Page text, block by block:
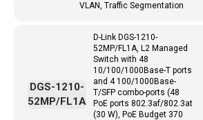
VLAN, Traffic Segmentation
D-Link DGS-1210-
52MP/FL1A, L2 Managed
Switch with 48
10/100/1000Base-T ports
and 4 100/1000Base-
T/SFP combo-ports (48
PoE ports 802.3af/802.3at
(30 W), PoE Budget 370
DGS-1210-
52MP/FL1A